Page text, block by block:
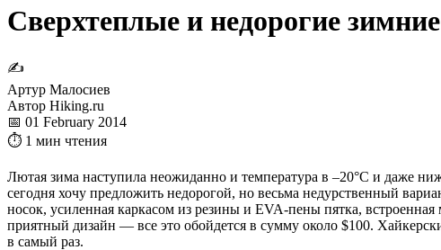
Сверхтеплые и недорогие
✍
Артур Малосиев
Автор Hiking.ru
📅 01 February 2014
⏱ 1 мин чтения
Лютая зима наступила неожиданно и температура в –20°C и даже
сегодня хочу предложить недорогой, но весьма недурственный
носок, усиленная каркасом из резины и EVA-пены пятка,
приятный дизайн — все это обойдется в сумму около $100.
в самый раз.